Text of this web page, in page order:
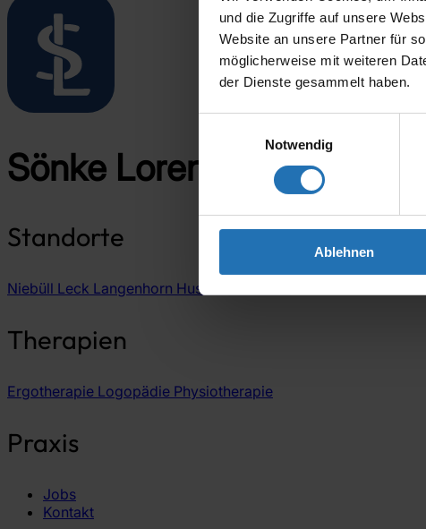
und die Zugriffe auf unsere
Website an unsere Partner für
möglicherweise mit weiteren
der Dienste gesammelt haben.
Notwendig
Ablehnen
Sönke Lorenz & Team
Standorte
Niebüll Leck Langenhorn Husum
Therapien
Ergotherapie Logopädie Physiotherapie
Praxis
Jobs
Kontakt